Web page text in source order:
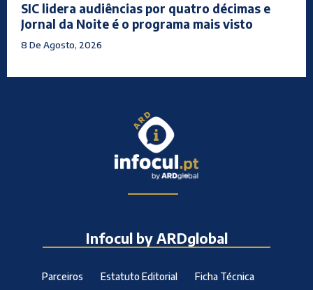
SIC lidera audiências por quatro décimas e
Jornal da Noite é o programa mais visto
8 De Agosto, 2026
Infocul by ARDglobal
Parceiros Estatuto Editorial Ficha Técnica